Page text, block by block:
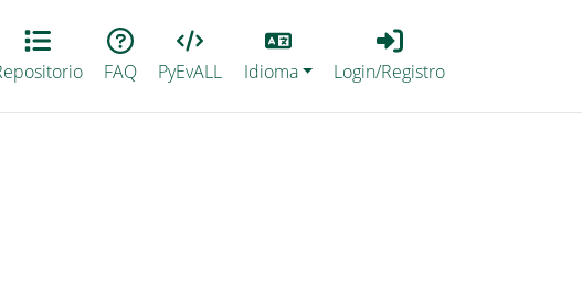
FAQ PyEvALL
Lang
Idioma
Login_Registro
Login/Registro